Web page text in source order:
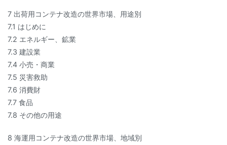
7 出荷用コンテナ改造の世界市場、用途別
7.1 はじめに
7.2 エネルギー、鉱業
7.3 建設業
7.4 小売・商業
7.5 災害救助
7.6 消費財
7.7 食品
7.8 その他の用途
8 海運用コンテナ改造の世界市場、地域別